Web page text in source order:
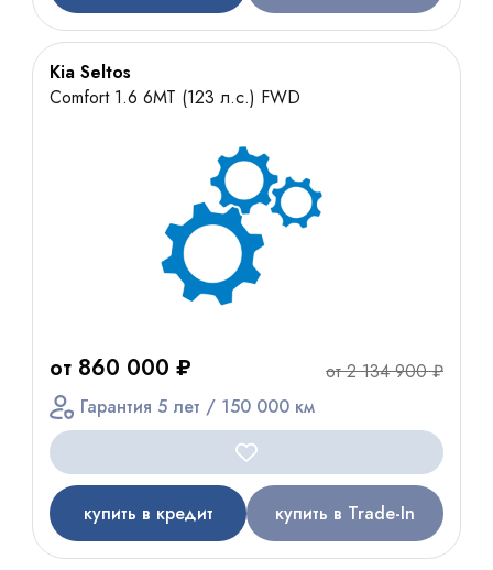
Kia Seltos
Comfort 1.6 6МТ (123 л.с.) FWD
от 860 000 ₽
от 2 134 900 ₽
Гарантия 5 лет / 150 000 км
купить в кредит купить в Trade-In